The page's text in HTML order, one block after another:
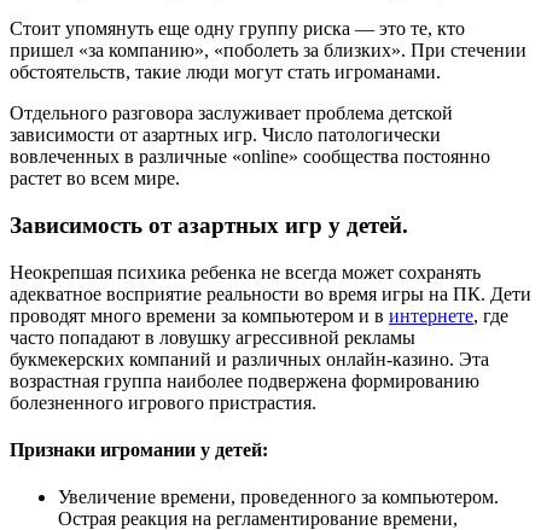
Стоит упомянуть еще одну группу риска — это те, кто
пришел «за компанию», «поболеть за близких». При стечении
обстоятельств, такие люди могут стать игроманами.
Отдельного разговора заслуживает проблема детской
зависимости от азартных игр. Число патологически
вовлеченных в различные «online» сообщества постоянно
растет во всем мире.
Зависимость от азартных игр у детей.
Неокрепшая психика ребенка не всегда может сохранять
адекватное восприятие реальности во время игры на ПК. Дети
проводят много времени за компьютером и в интернете, где
часто попадают в ловушку агрессивной рекламы
букмекерских компаний и различных онлайн-казино. Эта
возрастная группа наиболее подвержена формированию
болезненного игрового пристрастия.
Признаки игромании у детей:
Увеличение времени, проведенного за компьютером.
Острая реакция на регламентирование времени,